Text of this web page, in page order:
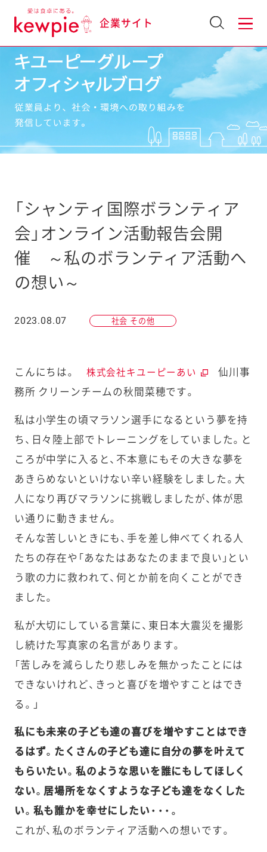
企業サイト
「シャンティ国際ボランティア
会」オンライン活動報告会開
催 ～私のボランティア活動へ
の想い～
2023.08.07 社会 その他
こんにちは。 株式会社キユーピーあい
仙川事
務所 クリーンチームの秋間菜穂です。
私は小学生の頃マラソン選手になるという夢を持
ち、日々陸上部でトレーニングをしていました。と
ころが中学に入ると、不本意にもその大きな夢を
あきらめないといけない辛い経験をしました。大
人になり再びマラソンに挑戦しましたが、体が思
い通りに動きません。
そんな苦しいときにも、手を差し伸べてくれる人
たちの存在や「あなたはあなたのままで良い」とい
う歌の力に救われて、何とか前を向くことができ
ました。
私が大切にしている言葉に、東日本大震災を撮影
し続けた写真家の名言があります。
「苦しみを減らしたり悲しみを無かったことには
できないけれど、きっと喜びを増やすことはでき
る。」
私にも未来の子ども達の喜びを増やすことはでき
るはず。たくさんの子ども達に自分の夢を叶えて
もらいたい。私のような思いを誰にもしてほしく
ない。居場所をなくすような子ども達をなくした
い。私も誰かを幸せにしたい・・・。
これが、私のボランティア活動への想いです。